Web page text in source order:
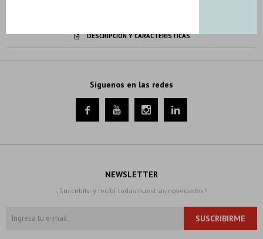
DESCRIPCION Y CARACTERISTICAS
Síguenos en las redes
   
NEWSLETTER
¡Suscribite y recibí todas nuestras novedades!
SUSCRIBIRME